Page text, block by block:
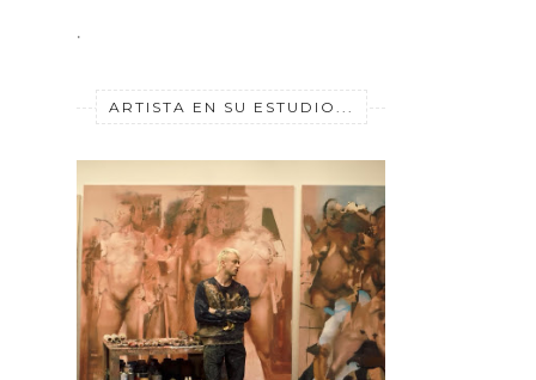
.
ARTISTA EN SU ESTUDIO...